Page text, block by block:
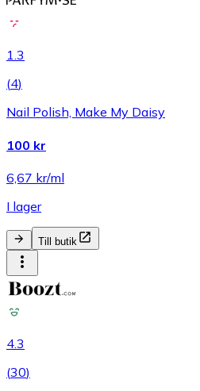
1.3
(4)
Nail Polish, Make My Daisy
100 kr
6,67 kr/ml
I lager
Till butik
4.3
(30)